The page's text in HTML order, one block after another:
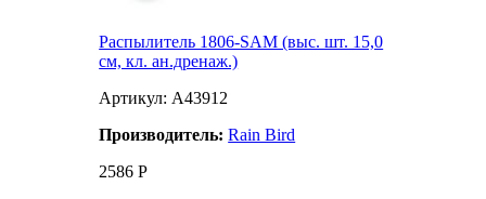
Распылитель 1806-SAM (выс. шт. 15,0
см, кл. ан.дренаж.)
Артикул: A43912
Производитель:Rain Bird
2586 Р